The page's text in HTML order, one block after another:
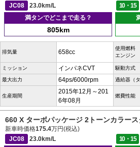
JC08
23.0km/L 10・15
満タンでどこまで走る？
805km
排気量 658cc
使用燃料
エンジン
ミッション インパネCVT 駆動方式
最大出力 64ps/6000rpm 過給器（タ
生産期間
2015年12月～201
6年08月
燃費性能
660 X ターボパッケージ 2トーンカラー
新車時価格175.4万円(税込)
JC08
23.0km/L 10・15